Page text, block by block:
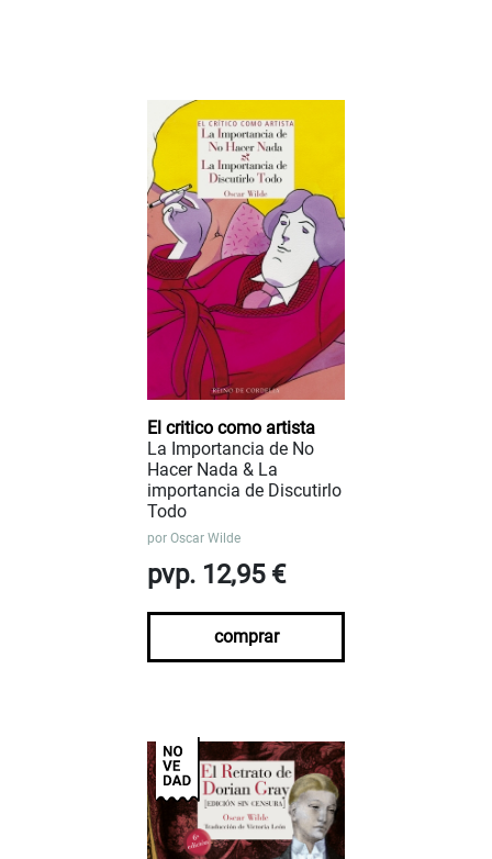
El critico como artista
La Importancia de No
Hacer Nada & La
importancia de Discutirlo
Todo
por Oscar Wilde
pvp. 12,95 €
comprar